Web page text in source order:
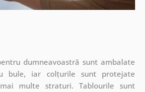
dumneavoastră sunt ambalate
bule, iar colțurile sunt protejate
mai multe straturi.Tablourile sunt